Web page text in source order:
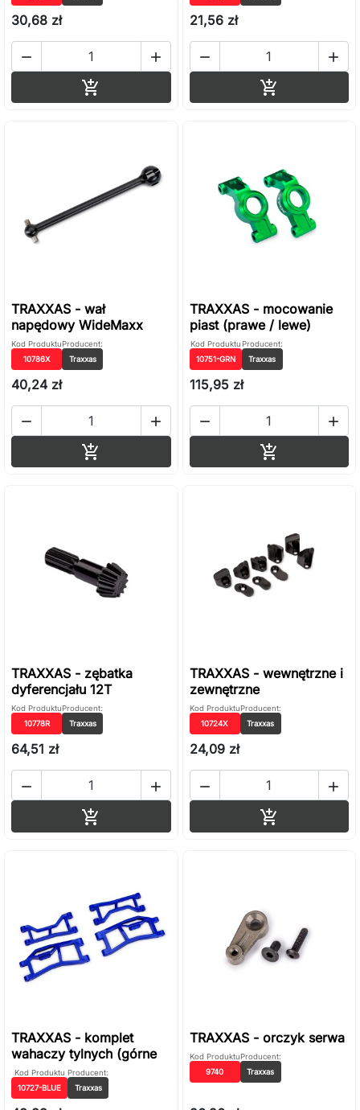
30,68 zł
 

21,56 zł
 

TRAXXAS - wał
napędowy WideMaxx
Kod Produktu
10786X
Producent:
Traxxas
40,24 zł
 

TRAXXAS - mocowanie
piast (prawe / lewe)
Kod Produktu
10751-GRN
Producent:
Traxxas
115,95 zł
 

TRAXXAS - zębatka
dyferencjału 12T
Kod Produktu
10778R
Producent:
Traxxas
64,51 zł
 

TRAXXAS - wewnętrzne i
zewnętrzne
Kod Produktu
10724X
Producent:
Traxxas
24,09 zł
 

TRAXXAS - komplet
wahaczy tylnych (górne
Kod Produktu
10727-BLUE
Producent:
Traxxas
TRAXXAS - orczyk serwa
Kod Produktu
9740
Producent:
Traxxas